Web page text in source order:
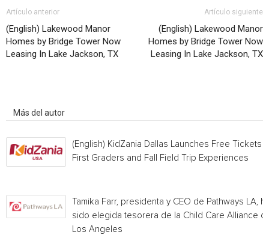
Artículo anterior
(English) Lakewood Manor
Homes by Bridge Tower Now
Leasing In Lake Jackson, TX
Artículo siguiente
(English) Lakewood Manor
Homes by Bridge Tower Now
Leasing In Lake Jackson, TX
Más del autor
(English) KidZania Dallas Launches Free Tickets
First Graders and Fall Field Trip Experiences
Tamika Farr, presidenta y CEO de Pathways LA,
sido elegida tesorera de la Child Care Alliance of
Los Angeles